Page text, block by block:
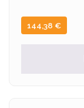
144,38 €